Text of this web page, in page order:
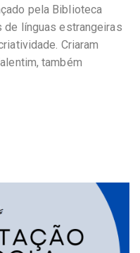
pela Biblioteca
de línguas estrangeiras
Criaram
também